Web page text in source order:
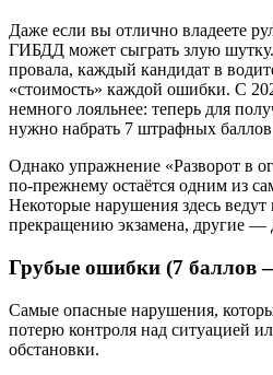
Даже если вы отлично владеете
ГИБДД может сыграть злую
провала, каждый кандидат в
«стоимость» каждой ошибки. С
немного лояльнее: теперь для
нужно набрать 7 штрафных
Однако упражнение «Разворот в
по-прежнему остаётся одним из
Некоторые нарушения здесь
прекращению экзамена, другие —
Грубые ошибки (7 баллов
Самые опасные нарушения,
потерю контроля над ситуацией
обстановки.